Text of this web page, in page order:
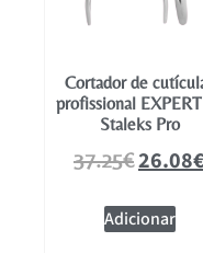
Cortador de
profissional
Staleks Pro
37.25€26.08
Adicionar